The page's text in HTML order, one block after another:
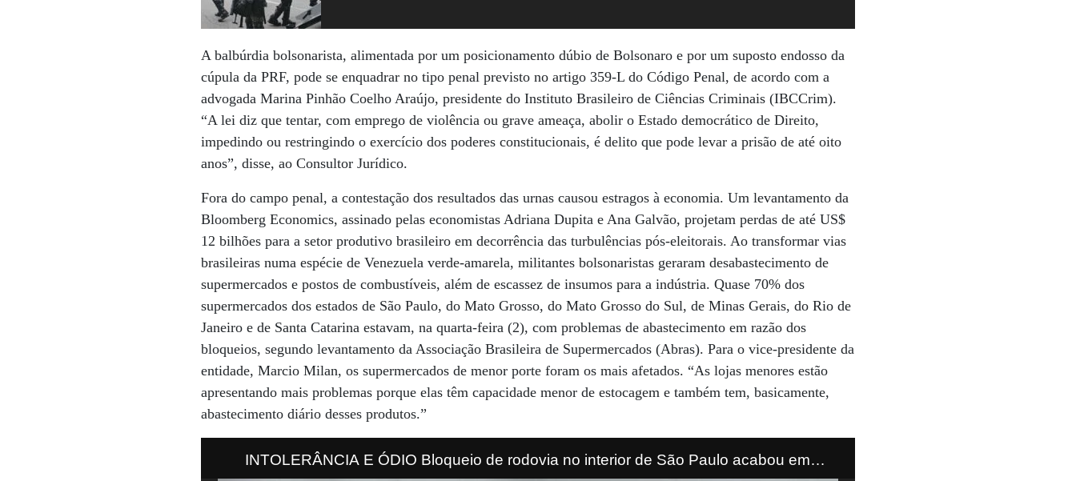
A balbúrdia bolsonarista, alimentada por um posicionamento dúbio de Bolsonaro e por um suposto endosso da
cúpula da PRF, pode se enquadrar no tipo penal previsto no artigo 359-L do Código Penal, de acordo com a
advogada Marina Pinhão Coelho Araújo, presidente do Instituto Brasileiro de Ciências Criminais (IBCCrim).
“A lei diz que tentar, com emprego de violência ou grave ameaça, abolir o Estado democrático de Direito,
impedindo ou restringindo o exercício dos poderes constitucionais, é delito que pode levar a prisão de até oito
anos”, disse, ao Consultor Jurídico.
Fora do campo penal, a contestação dos resultados das urnas causou estragos à economia. Um levantamento da
Bloomberg Economics, assinado pelas economistas Adriana Dupita e Ana Galvão, projetam perdas de até US$
12 bilhões para a setor produtivo brasileiro em decorrência das turbulências pós-eleitorais. Ao transformar vias
brasileiras numa espécie de Venezuela verde-amarela, militantes bolsonaristas geraram desabastecimento de
supermercados e postos de combustíveis, além de escassez de insumos para a indústria. Quase 70% dos
supermercados dos estados de São Paulo, do Mato Grosso, do Mato Grosso do Sul, de Minas Gerais, do Rio de
Janeiro e de Santa Catarina estavam, na quarta-feira (2), com problemas de abastecimento em razão dos
bloqueios, segundo levantamento da Associação Brasileira de Supermercados (Abras). Para o vice-presidente da
entidade, Marcio Milan, os supermercados de menor porte foram os mais afetados. “As lojas menores estão
apresentando mais problemas porque elas têm capacidade menor de estocagem e também tem, basicamente,
abastecimento diário desses produtos.”
INTOLERÂNCIA E ÓDIO Bloqueio de rodovia no interior de São Paulo acabou em